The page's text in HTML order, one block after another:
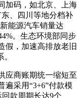
加码，如北京、上海
、四川等地分档补
能源汽车销量达
。生态环境部同步
假，加速高排放老旧
应商账期统一缩短至
遍采用“3+6”付款模
款周期长达9个